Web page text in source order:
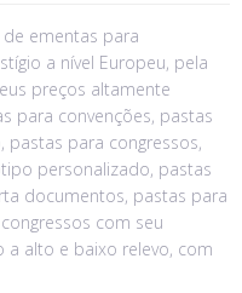
ementas para
a nível Europeu, pela
preços altamente
para convenções, pastas
para congressos,
personalizado, pastas
documentos, pastas para
com seu
a alto e baixo relevo, com